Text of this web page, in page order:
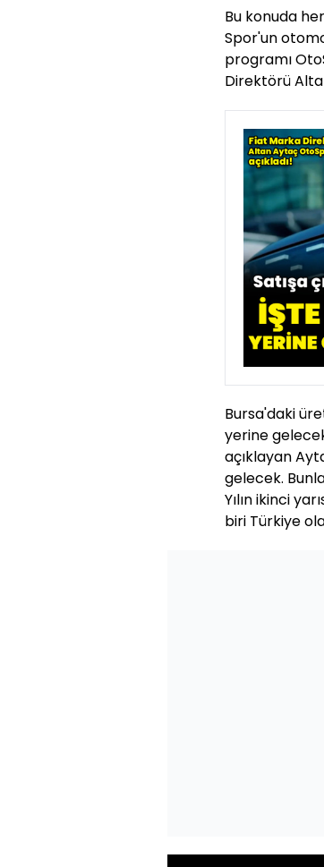
Bu konuda
Spor'un
programı
Direktörü
Bursa'daki
yerine
açıklayan
gelecek.
Yılın ikinci
biri Türkiye